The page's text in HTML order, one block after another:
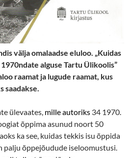
välja omalaadse eluloo. „Kuidas
alguse Tartu Ülikoolis”
raamat ja lugude raamat, kus
saadakse.
ülevaates, mille autoriks 34 1970.
õppima asunud noort 50
ka see, kuidas tekkis isu õppida
palju õppejõudude iseloomustusi.